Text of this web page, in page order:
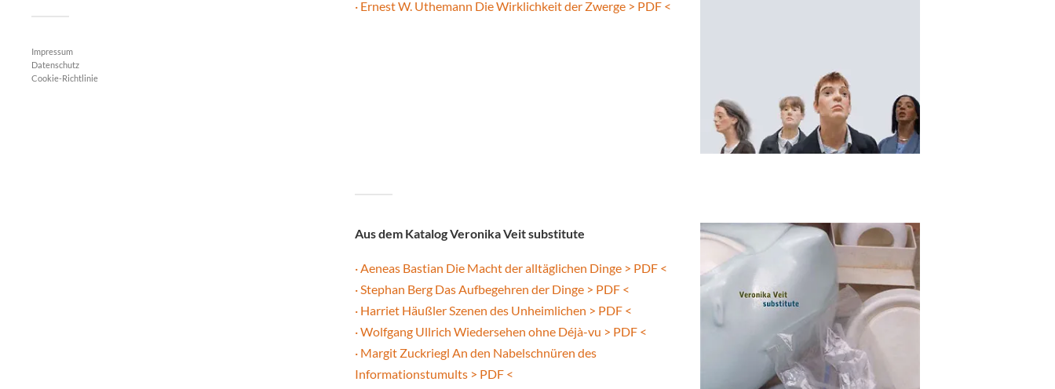
Impressum
Datenschutz
Cookie-Richtlinie
· Ernest W. Uthemann Die Wirklichkeit der Zwerge > PDF <
Aus dem Katalog Veronika Veit substitute
· Aeneas Bastian Die Macht der alltäglichen Dinge > PDF <
· Stephan Berg Das Aufbegehren der Dinge > PDF <
· Harriet Häußler Szenen des Unheimlichen > PDF <
· Wolfgang Ullrich Wiedersehen ohne Déjà-vu > PDF <
· Margit Zuckriegl An den Nabelschnüren des
Informationstumults > PDF <